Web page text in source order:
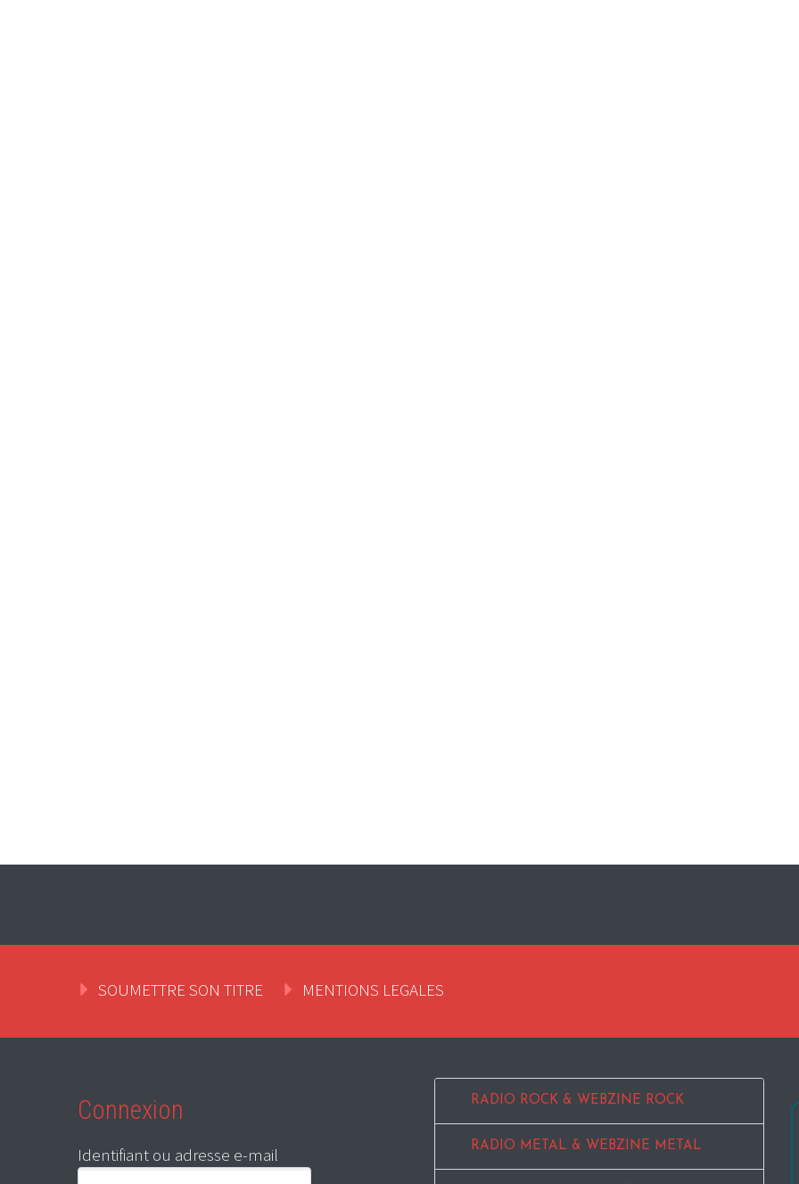
SOUMETTRE SON TITRE MENTIONS LEGALES
Connexion
Identifiant ou adresse e-mail
RADIO ROCK & WEBZINE ROCK
RADIO METAL & WEBZINE METAL